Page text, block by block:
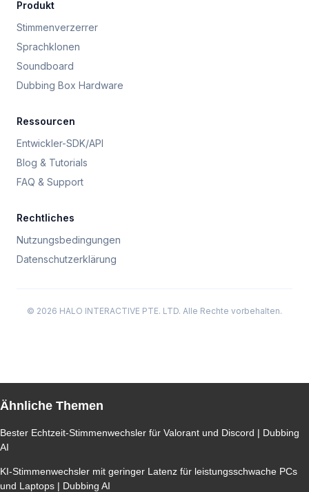
Produkt
Stimmenverzerrer
Sprachklonen
Soundboard
Dubbing Box Hardware
Ressourcen
Entwickler-SDK/API
Blog & Tutorials
FAQ & Support
Rechtliches
Nutzungsbedingungen
Datenschutzerklärung
© 2026 HALO INTERACTIVE PTE. LTD. Alle Rechte vorbehalten.
Ähnliche Themen
Bester Echtzeit-Stimmenwechsler für Valorant und Discord | Dubbing
AI
KI-Stimmenwechsler mit geringer Latenz für leistungsschwache PCs
und Laptops | Dubbing AI